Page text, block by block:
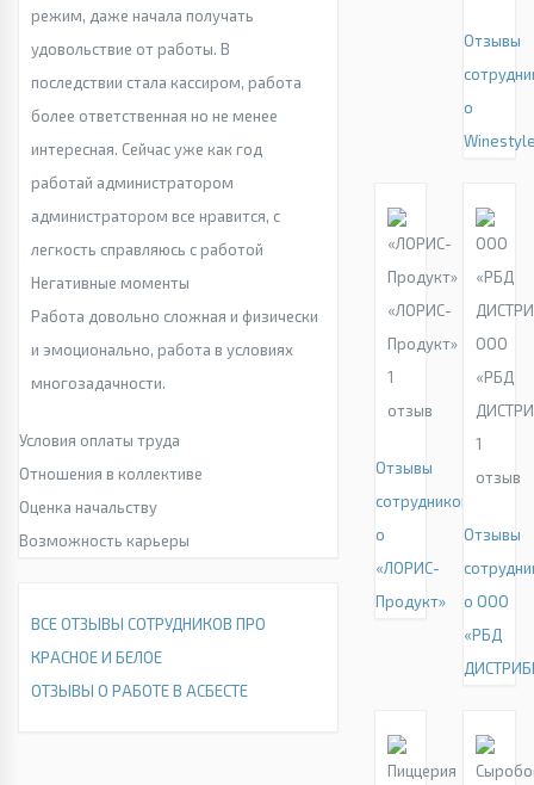
режим, даже начала получать
удовольствие от работы. В
последствии стала кассиром, работа
более ответственная но не менее
интересная. Сейчас уже как год
работай администратором
администратором все нравится, с
легкость справляюсь с работой
Негативные моменты
Работа довольно сложная и физически
и эмоционально, работа в условиях
многозадачности.
Условия оплаты труда
Отношения в коллективе
Оценка начальству
Возможность карьеры
ВСЕ ОТЗЫВЫ СОТРУДНИКОВ ПРО
КРАСНОЕ И БЕЛОЕ
ОТЗЫВЫ О РАБОТЕ В АСБЕСТЕ
Отзывы
о
«ЛОРИС-
Продукт»
1
отзыв
Отзывы
сотрудников
о
«ЛОРИС-
Продукт»
ООО
«РБД
1
отзыв
Отзывы
о ООО
«РБД